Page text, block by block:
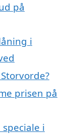
på
i
prisen på
i